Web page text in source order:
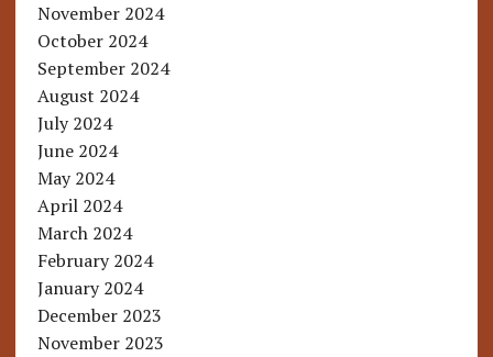
November 2024
October 2024
September 2024
August 2024
July 2024
June 2024
May 2024
April 2024
March 2024
February 2024
January 2024
December 2023
November 2023